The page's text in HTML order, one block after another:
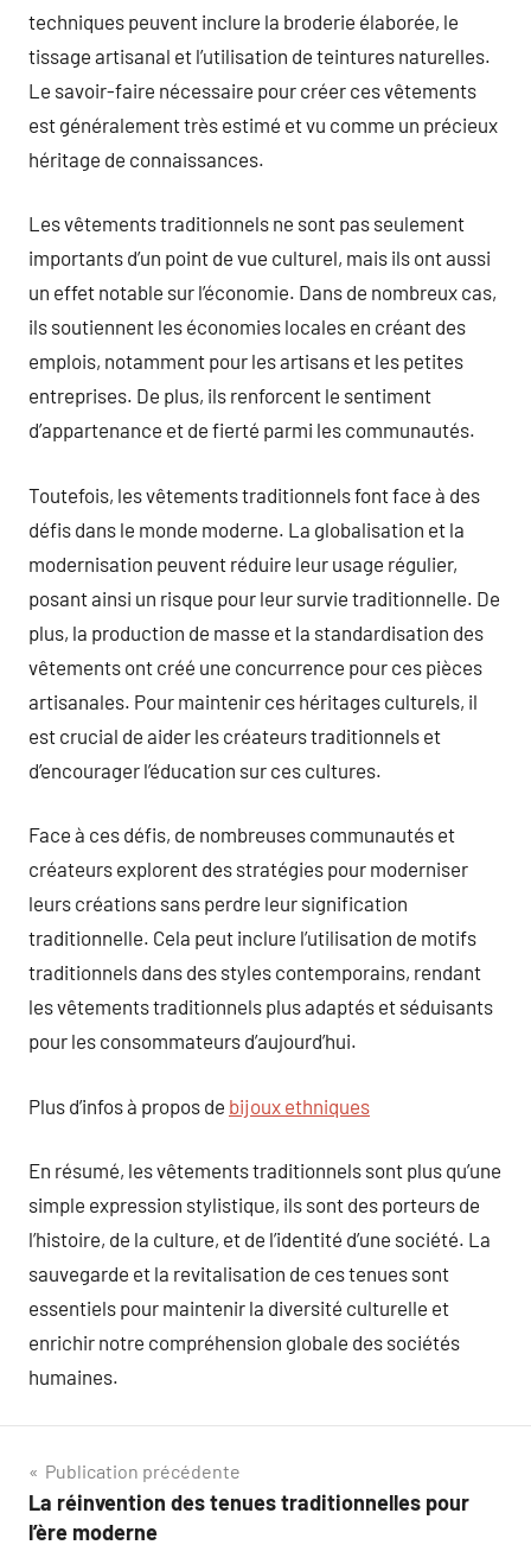
techniques peuvent inclure la broderie élaborée, le
tissage artisanal et l’utilisation de teintures naturelles.
Le savoir-faire nécessaire pour créer ces vêtements
est généralement très estimé et vu comme un précieux
héritage de connaissances.
Les vêtements traditionnels ne sont pas seulement
importants d’un point de vue culturel, mais ils ont aussi
un effet notable sur l’économie. Dans de nombreux cas,
ils soutiennent les économies locales en créant des
emplois, notamment pour les artisans et les petites
entreprises. De plus, ils renforcent le sentiment
d’appartenance et de fierté parmi les communautés.
Toutefois, les vêtements traditionnels font face à des
défis dans le monde moderne. La globalisation et la
modernisation peuvent réduire leur usage régulier,
posant ainsi un risque pour leur survie traditionnelle. De
plus, la production de masse et la standardisation des
vêtements ont créé une concurrence pour ces pièces
artisanales. Pour maintenir ces héritages culturels, il
est crucial de aider les créateurs traditionnels et
d’encourager l’éducation sur ces cultures.
Face à ces défis, de nombreuses communautés et
créateurs explorent des stratégies pour moderniser
leurs créations sans perdre leur signification
traditionnelle. Cela peut inclure l’utilisation de motifs
traditionnels dans des styles contemporains, rendant
les vêtements traditionnels plus adaptés et séduisants
pour les consommateurs d’aujourd’hui.
Plus d’infos à propos de bijoux ethniques
En résumé, les vêtements traditionnels sont plus qu’une
simple expression stylistique, ils sont des porteurs de
l’histoire, de la culture, et de l’identité d’une société. La
sauvegarde et la revitalisation de ces tenues sont
essentiels pour maintenir la diversité culturelle et
enrichir notre compréhension globale des sociétés
humaines.
Navigation
de
Publication précédente
La réinvention des tenues traditionnelles pour
l’ère moderne